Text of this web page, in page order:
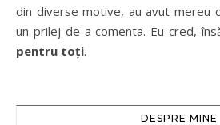
din diverse motive, au avut mereu
un prilej de a comenta. Eu cred,
pentru toți.
DESPRE MINE